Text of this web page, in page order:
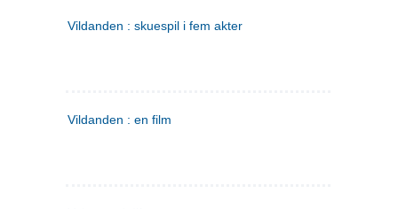
Vildanden : skuespil i fem akter
Vildanden : en film